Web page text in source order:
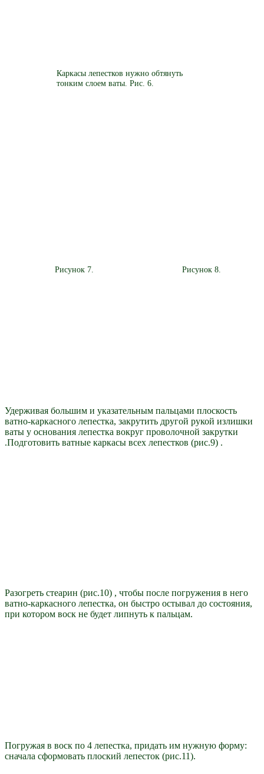
Каркасы лепестков нужно обтянуть
тонким слоем ваты. Рис. 6.
Рисунок 7. Рисунок 8.
Удерживая большим и указательным пальцами плоскость
ватно-каркасного лепестка, закрутить другой рукой излишки
ваты у основания лепестка вокруг проволочной закрутки
.Подготовить ватные каркасы всех лепестков (рис.9) .
Разогреть стеарин (рис.10) , чтобы после погружения в него
ватно-каркасного лепестка, он быстро остывал до состояния,
при котором воск не будет липнуть к пальцам.
Погружая в воск по 4 лепестка, придать им нужную форму:
сначала сформовать плоский лепесток (рис.11).